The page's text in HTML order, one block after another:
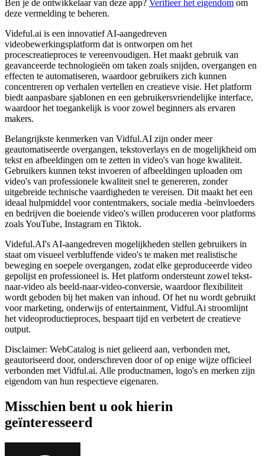
Ben je de ontwikkelaar van deze app? Verifieer het eigendom om
deze vermelding te beheren.
Videful.ai is een innovatief AI-aangedreven
videobewerkingsplatform dat is ontworpen om het
procescreatieproces te vereenvoudigen. Het maakt gebruik van
geavanceerde technologieën om taken zoals snijden, overgangen en
effecten te automatiseren, waardoor gebruikers zich kunnen
concentreren op verhalen vertellen en creatieve visie. Het platform
biedt aanpasbare sjablonen en een gebruikersvriendelijke interface,
waardoor het toegankelijk is voor zowel beginners als ervaren
makers.
Belangrijkste kenmerken van Vidful.AI zijn onder meer
geautomatiseerde overgangen, tekstoverlays en de mogelijkheid om
tekst en afbeeldingen om te zetten in video's van hoge kwaliteit.
Gebruikers kunnen tekst invoeren of afbeeldingen uploaden om
video's van professionele kwaliteit snel te genereren, zonder
uitgebreide technische vaardigheden te vereisen. Dit maakt het een
ideaal hulpmiddel voor contentmakers, sociale media -beïnvloeders
en bedrijven die boeiende video's willen produceren voor platforms
zoals YouTube, Instagram en Tiktok.
Videful.AI's AI-aangedreven mogelijkheden stellen gebruikers in
staat om visueel verbluffende video's te maken met realistische
beweging en soepele overgangen, zodat elke geproduceerde video
gepolijst en professioneel is. Het platform ondersteunt zowel tekst-
naar-video als beeld-naar-video-conversie, waardoor flexibiliteit
wordt geboden bij het maken van inhoud. Of het nu wordt gebruikt
voor marketing, onderwijs of entertainment, Vidful.Ai stroomlijnt
het videoproductieproces, bespaart tijd en verbetert de creatieve
output.
Disclaimer: WebCatalog is niet gelieerd aan, verbonden met,
geautoriseerd door, onderschreven door of op enige wijze officieel
verbonden met Vidful.ai. Alle productnamen, logo's en merken zijn
eigendom van hun respectieve eigenaren.
Misschien bent u ook hierin
geïnteresseerd